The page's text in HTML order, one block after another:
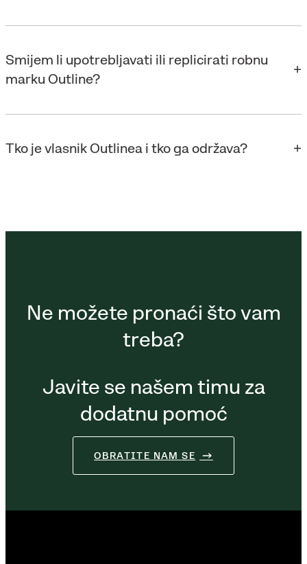
Smijem li upotrebljavati ili replicirati robnu
marku Outline?
Tko je vlasnik Outlinea i tko ga održava?
Ne možete pronaći što vam
treba?
Javite se našem timu za
dodatnu pomoć
OBRATITE NAM SE